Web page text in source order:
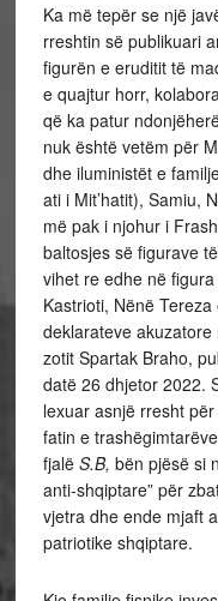
Ka më tepër se një
rreshtin së publikuari
figurën e eruditit të
e quajtur horr,
që ka patur
nuk është vetëm për
dhe iluministët e
ati i Mit’hatit), Samiu,
më pak i njohur i
baltosjes së figurave
vihet re edhe në
Kastrioti, Nënë
deklarateve akuzatore
zotit Spartak Braho,
datë 26 dhjetor 2022.
lexuar asnjë rresht
fatin e
fjalë S.B, bën pjësë si
anti-shqiptare” për
vjetra dhe ende mjaft
patriotike shqiptare.